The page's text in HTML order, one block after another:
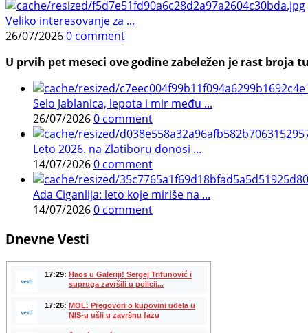
Veliko interesovanje za ...
26/07/20260 comment
U prvih pet meseci ove godine zabeležen je rast
Selo Jablanica, lepota i mir među ...
26/07/20260 comment
Leto 2026. na Zlatiboru donosi ...
14/07/20260 comment
Ada Ciganlija: leto koje miriše na ...
14/07/20260 comment
Dnevne Vesti